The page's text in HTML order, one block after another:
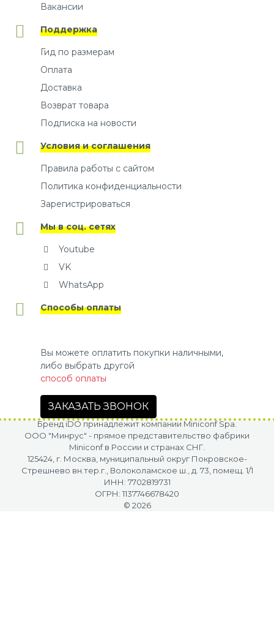
Вакансии
Поддержка
Гид по размерам
Оплата
Доставка
Возврат товара
Подписка на новости
Условия и соглашения
Правила работы с сайтом
Политика конфиденциальности
Зарегистрироваться
Мы в соц. сетях
Youtube
VK
WhatsApp
Способы оплаты
Вы можете оплатить покупки наличными,
либо выбрать другой
способ оплаты
ЗАКАЗАТЬ ЗВОНОК
Бренд iDO принадлежит компании Miniconf Spa.
OOO "Минрус" - прямое представительство фабрики
Miniconf в России и странах СНГ.
125424, г. Москва, муниципальный округ Покровское-
Стрешнево вн.тер.г., Волоколамское ш., д. 73, помещ. 1/1
ИНН: 7702819731
ОГРН: 1137746678420
© 2026